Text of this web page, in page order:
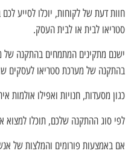
חוות דעת של לקוחות, יוכלו לסייע
סטריאו לבית או לבית העסק.
ישנם מתקינים המתמחים בהתקנה
בהתקנה של מערכת סטריאו לעסקים
כגון מסעדות, חנויות ואפילו אולמות
לפי סוג ההתקנה שלכם, תוכלו למצוא
אם באמצעות פורומים והמלצות של